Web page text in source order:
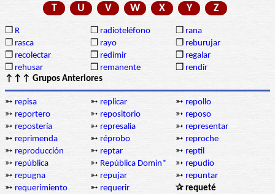
T
U V W X Y Z
❒ R ❒ radioteléfono ❒ rana
❒ rasca ❒ rayo ❒ reburujar
❒ recolectar ❒ redimir ❒ regalar
❒ rehusar ❒ remanente ❒ rendir
↑↑↑ Grupos Anteriores
➳ repisa ➳ replicar ➳ repollo
➳ reportero ➳ repositorio ➳ reposo
➳ repostería ➳ represalia ➳ representar
➳ reprimenda ➳ réprobo ➳ reproche
➳ reproducción ➳ reptar ➳ reptil
➳ república ➳ República Domin* ➳ repudio
➳ repugna ➳ repujar ➳ repuntar
➳ requerimiento ➳ requerir
✰ requeté